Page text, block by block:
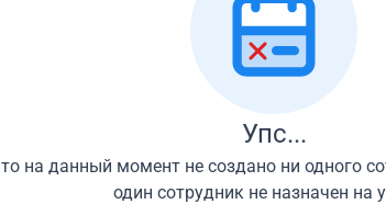
Упс...
на данный момент не создано ни одного
один сотрудник не назначен на